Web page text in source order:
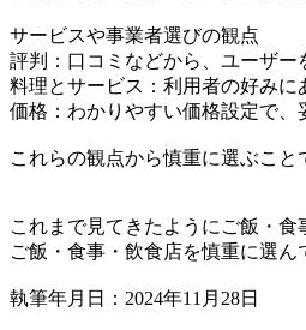
サービスや事業者選びの観点
評判：口コミなどから、ユーザ
料理とサービス：利用者の好み
価格：わかりやすい価格設定で
これらの観点から慎重に選ぶこと
これまで見てきたようにご飯・
ご飯・食事・飲食店を慎重に選ん
執筆年月日：2024年11月28日